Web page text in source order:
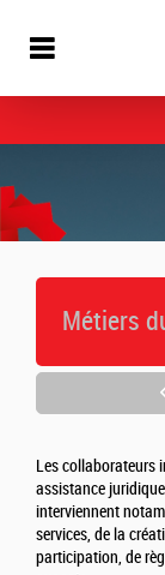
Métiers
Les collaborateurs
assistance
interviennent
services, de la
participation, de